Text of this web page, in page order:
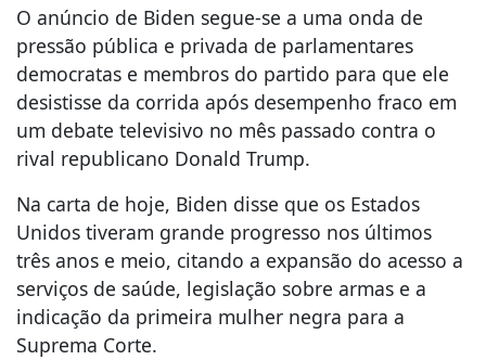
O anúncio de Biden segue-se a uma onda de
pressão pública e privada de parlamentares
democratas e membros ​​do partido para que ele
desistisse da corrida após desempenho fraco em
um debate televisivo no mês passado contra o
rival republicano Donald Trump.
Na carta de hoje, Biden disse que os Estados
Unidos tiveram grande progresso nos últimos
três anos e meio, citando a expansão do acesso a
serviços de saúde, legislação sobre armas e a
indicação da primeira mulher negra para a
Suprema Corte.